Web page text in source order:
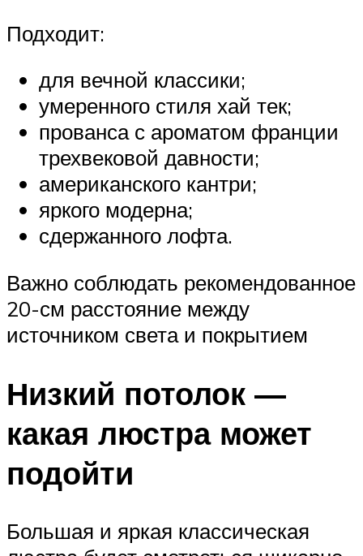
Подходит:
для вечной классики;
умеренного стиля хай тек;
прованса с ароматом франции
трехвековой давности;
американского кантри;
яркого модерна;
сдержанного лофта.
Важно соблюдать рекомендованное
20-см расстояние между
источником света и покрытием
Низкий потолок —
какая люстра может
подойти
Большая и яркая классическая